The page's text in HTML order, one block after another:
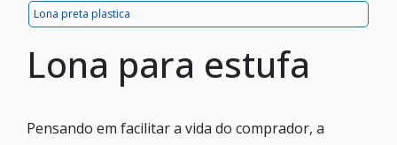
Lona preta plastica
Lona para estufa
Pensando em facilitar a vida do comprador, a